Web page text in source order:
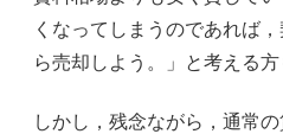
くなってしまうのであれば
ら売却しよう。」と考える方
しかし，残念ながら，通常